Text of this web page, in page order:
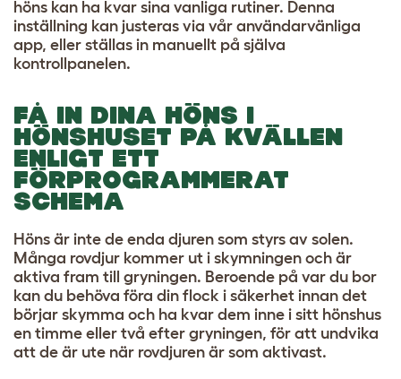
höns kan ha kvar sina vanliga rutiner. Denna
inställning kan justeras via vår användarvänliga
app, eller ställas in manuellt på själva
kontrollpanelen.
FÅ IN DINA HÖNS I
HÖNSHUSET PÅ KVÄLLEN
ENLIGT ETT
FÖRPROGRAMMERAT
SCHEMA
Höns är inte de enda djuren som styrs av solen.
Många rovdjur kommer ut i skymningen och är
aktiva fram till gryningen. Beroende på var du bor
kan du behöva föra din flock i säkerhet innan det
börjar skymma och ha kvar dem inne i sitt hönshus
en timme eller två efter gryningen, för att undvika
att de är ute när rovdjuren är som aktivast.